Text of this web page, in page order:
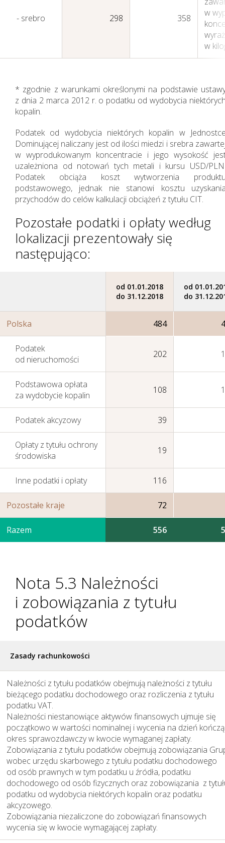
- srebro 298 358
w
w
* zgodnie z warunkami określonymi na podstawie
z dnia 2 marca 2012 r. o podatku od wydobycia
kopalin.
Podatek od wydobycia niektórych kopalin w
Dominującej naliczany jest od ilości miedzi i srebra
w wyprodukowanym koncentracie i jego wysokość
uzależniona od notowań tych metali i kursu USD/
Podatek obciąża koszt wytworzenia
podstawowego, jednak nie stanowi kosztu
przychodów do celów kalkulacji obciążeń z tytułu CIT.
Pozostałe podatki i opłaty według
lokalizacji prezentowały się
następująco:
od 01.01.2018
do 31.12.2018
od
do
Polska 484
Podatek
od nieruchomości
202
Podstawowa opłata
za wydobycie kopalin
108
Podatek akcyzowy 39
Opłaty z tytułu ochrony
środowiska
19
Inne podatki i opłaty 116
Pozostałe kraje 72
Razem 556
Nota 5.3 Należności
i zobowiązania z tytułu
podatków
Zasady rachunkowości
Należności z tytułu podatków obejmują należności z tytułu
bieżącego podatku dochodowego oraz rozliczenia z tytułu
podatku VAT.
Należności niestanowiące aktywów finansowych ujmuje się
początkowo w wartości nominalnej i wycenia na dzień
okres sprawozdawczy w kwocie wymaganej zapłaty.
Zobowiązania z tytułu podatków obejmują zobowiązania
wobec urzędu skarbowego z tytułu podatku dochodowego
od osób prawnych w tym podatku u źródła, podatku
dochodowego od osób fizycznych oraz zobowiązania z
podatku od wydobycia niektórych kopalin oraz podatku
akcyzowego.
Zobowiązania niezaliczone do zobowiązań finansowych
wycenia się w kwocie wymagającej zapłaty.